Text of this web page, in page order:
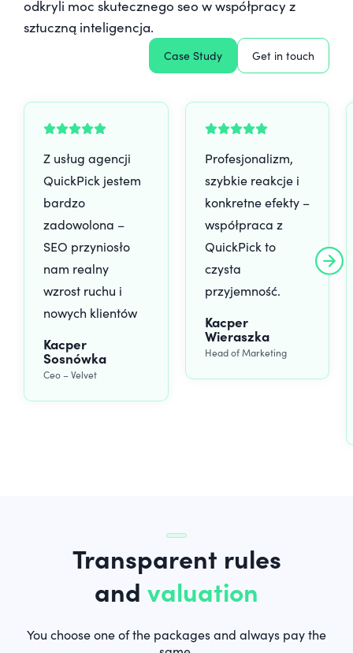
odkryli moc skutecznego seo w współpracy z
sztuczną inteligencja.
Case Study Get in touch
Z usług agencji
QuickPick jestem
bardzo
zadowolona –
SEO przyniosło
nam realny
wzrost ruchu i
nowych klientów
Kacper
Sosnówka
Ceo – Velvet
Profesjonalizm,
szybkie reakcje i
konkretne efekty –
współpraca z
QuickPick to
czysta
przyjemność.
Kacper
Wieraszka
Head of Marketing
Transparent rules
and valuation
You choose one of the packages and always pay the